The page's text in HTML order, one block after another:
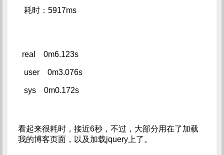
耗时：5917ms
real    0m6.123s
user    0m3.076s
sys    0m0.172s
看起来很耗时，接近6秒，不过，大部分用在了加载
我的博客页面，以及加载jquery上了。